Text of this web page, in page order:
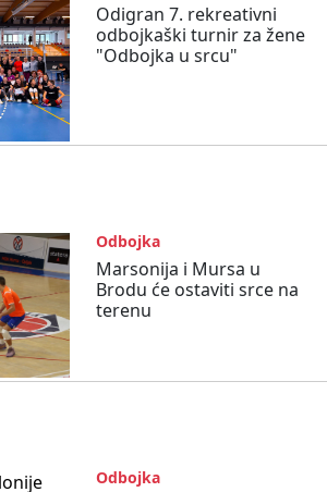
Odigran 7. rekreativni
odbojkaški turnir za žene
"Odbojka u srcu"
Odbojka
Marsonija i Mursa u
Brodu će ostaviti srce na
terenu
Odbojka